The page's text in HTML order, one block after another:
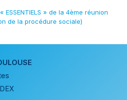
ESSENTIELS » de la 4ème réunion
de la procédure sociale)